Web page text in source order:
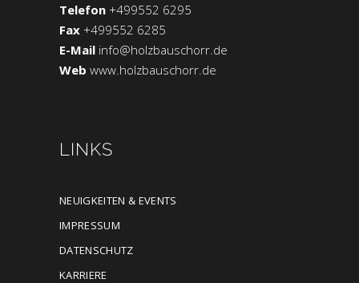
Telefon +499552 6295
Fax +499552 6285
E-Mail info@holzbauschorr.de
Web www.holzbauschorr.de
LINKS
NEUIGKEITEN & EVENTS
IMPRESSUM
DATENSCHUTZ
KARRIERE